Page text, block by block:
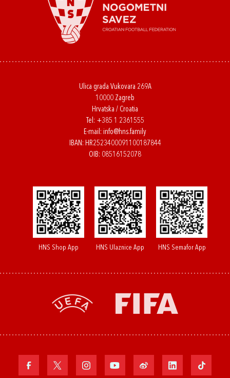
Ulica grada Vukovara 269A
10000 Zagreb
Hrvatska / Croatia
Tel: +385 1 2361555
E-mail: info@hns.family
IBAN: HR2523400091100187844
OIB: 08516152078
HNS Shop App HNS Ulaznice App HNS Semafor App